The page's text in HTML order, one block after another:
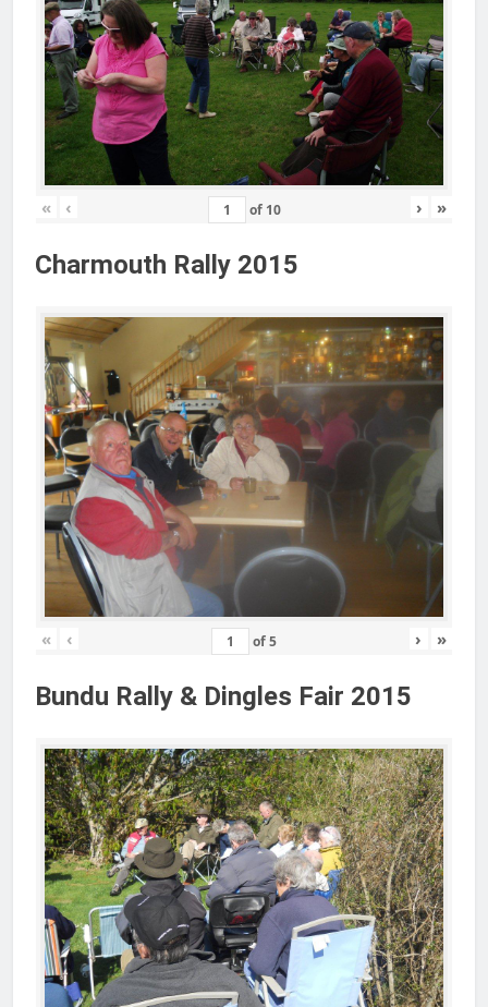
« ‹ of 10 › »
Charmouth Rally 2015
« ‹ of5 › »
Bundu Rally & Dingles Fair 2015